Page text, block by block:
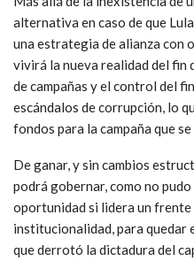
alternativa en caso de que
una estrategia de alianza con
vivirá la nueva realidad del fin
de campañas y el control del
escándalos de corrupción, lo
fondos para la campaña que
De ganar, y sin cambios
podrá gobernar, como no
oportunidad si lidera un frente
institucionalidad, para quedar
que derrotó la dictadura del